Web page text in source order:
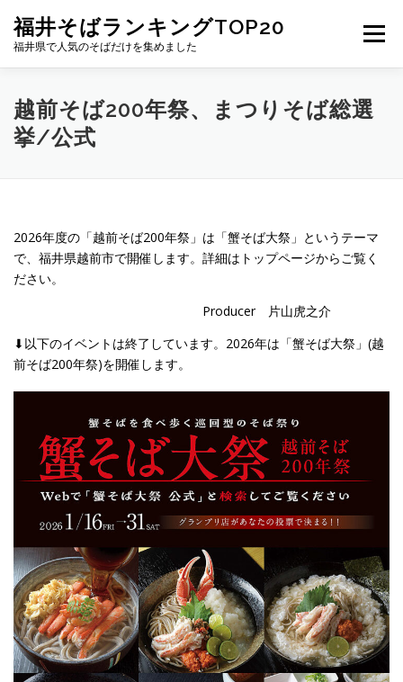
福井そばランキングTOP20
福井県で人気のそばだけを集めました
メニュー
福井そば屋大賞 蟹そば大祭 公式
日本一おいしいそば処・越前市を目指すプロジェクト
越前そば200年祭、まつりそば総選
挙/公式
2026年度の「越前そば200年祭」は「蟹そば大祭」というテーマ
で、福井県越前市で開催します。詳細はトップページからご覧く
ださい。
Producer 片山虎之介
⬇︎以下のイベントは終了しています。2026年は「蟹そば大祭」(越
前そば200年祭)を開催します。